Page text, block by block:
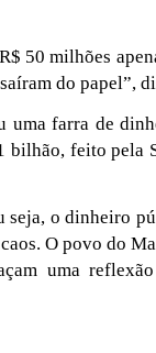
50 milhões
do papel”,
uma farra de
bilhão, feito pela
seja, o dinheiro
O povo do
uma